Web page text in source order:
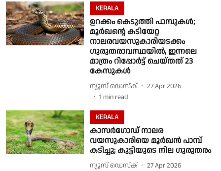
KERALA
ഉറക്കം കെടുത്തി പാമ്പുകൾ;
മൂർഖൻ്റെ കടിയേറ്റ
നാലരവയസുകാരിയടക്കം
ഗുരുതരാവസ്ഥയിൽ, ഇന്നലെ
മാത്രം റിപ്പോർട്ട് ചെയ്തത് 23
കേസുകൾ
ന്യൂസ് ഡെസ്ക്
27 Apr 2026
1 min read
KERALA
കാസർഗോഡ് നാലര
വയസുകാരിയെ മൂർഖൻ പാമ്പ്
കടിച്ചു; കുട്ടിയുടെ നില ഗുരുതരം
ന്യൂസ് ഡെസ്ക്
27 Apr 2026